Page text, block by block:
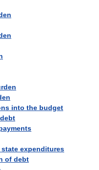
into the budget
debt
state expenditures
of debt